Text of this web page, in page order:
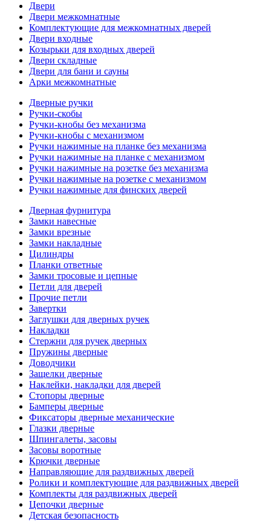
Двери
Двери межкомнатные
Комплектующие для межкомнатных дверей
Двери входные
Козырьки для входных дверей
Двери складные
Двери для бани и сауны
Арки межкомнатные
Дверные ручки
Ручки-скобы
Ручки-кнобы без механизма
Ручки-кнобы с механизмом
Ручки нажимные на планке без механизма
Ручки нажимные на планке с механизмом
Ручки нажимные на розетке без механизма
Ручки нажимные на розетке с механизмом
Ручки нажимные для финских дверей
Дверная фурнитура
Замки навесные
Замки врезные
Замки накладные
Цилиндры
Планки ответные
Замки тросовые и цепные
Петли для дверей
Прочие петли
Завертки
Заглушки для дверных ручек
Накладки
Стержни для ручек дверных
Пружины дверные
Доводчики
Защелки дверные
Наклейки, накладки для дверей
Стопоры дверные
Бамперы дверные
Фиксаторы дверные механические
Глазки дверные
Шпингалеты, засовы
Засовы воротные
Крючки дверные
Направляющие для раздвижных дверей
Ролики и комплектующие для раздвижных дверей
Комплекты для раздвижных дверей
Цепочки дверные
Детская безопасность